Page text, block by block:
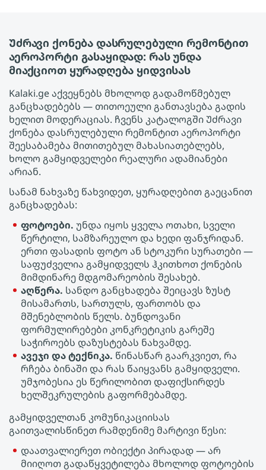
Უძრავი ქონება დასრულებული რემონტით
აეროპორტი გასაყიდად: რას უნდა
მიაქციოთ ყურადღება ყიდვისას
Kalaki.ge აქვეყნებს მხოლოდ გადამოწმებულ
განცხადებებს — თითოეული განთავსება გადის
ხელით მოდერაციას. ჩვენს კატალოგში Უძრავი
ქონება დასრულებული რემონტით აეროპორტი
შეესაბამება მითითებულ მახასიათებლებს,
ხოლო გამყიდველები რეალური ადამიანები
არიან.
სანამ ნახვაზე წახვიდეთ, ყურადღებით გაეცანით
განცხადებას:
ფოტოები. უნდა იყოს ყველა ოთახი, სველი
წერტილი, სამზარეულო და ხედი ფანჯრიდან.
ერთი ფასადის ფოტო ან სტოკური სურათები —
საფუძველია გამყიდველს ჰკითხოთ ქონების
მიმდინარე მდგომარეობის შესახებ.
აღწერა. სანდო განცხადება შეიცავს ზუსტ
მისამართს, სართულს, ფართობს და
მშენებლობის წელს. ბუნდოვანი
ფორმულირებები კონკრეტიკის გარეშე
საჭიროებს დაზუსტებას ნახვამდე.
ავეჯი და ტექნიკა. წინასწარ გაარკვიეთ, რა
რჩება ბინაში და რას წაიყვანს გამყიდველი.
უმჯობესია ეს წერილობით დაფიქსირდეს
ხელშეკრულების გაფორმებამდე.
გამყიდველთან კომუნიკაციისას
გაითვალისწინეთ რამდენიმე მარტივი წესი:
დაათვალიერეთ ობიექტი პირადად — არ
მიიღოთ გადაწყვეტილება მხოლოდ ფოტოების